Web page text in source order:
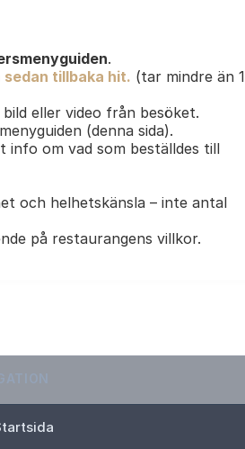
.
tillbaka hit. (tar mindre än 1
eller video från besöket.
(denna sida).
info om vad som beställdes till
och helhetskänsla – inte antal
på restaurangens villkor.